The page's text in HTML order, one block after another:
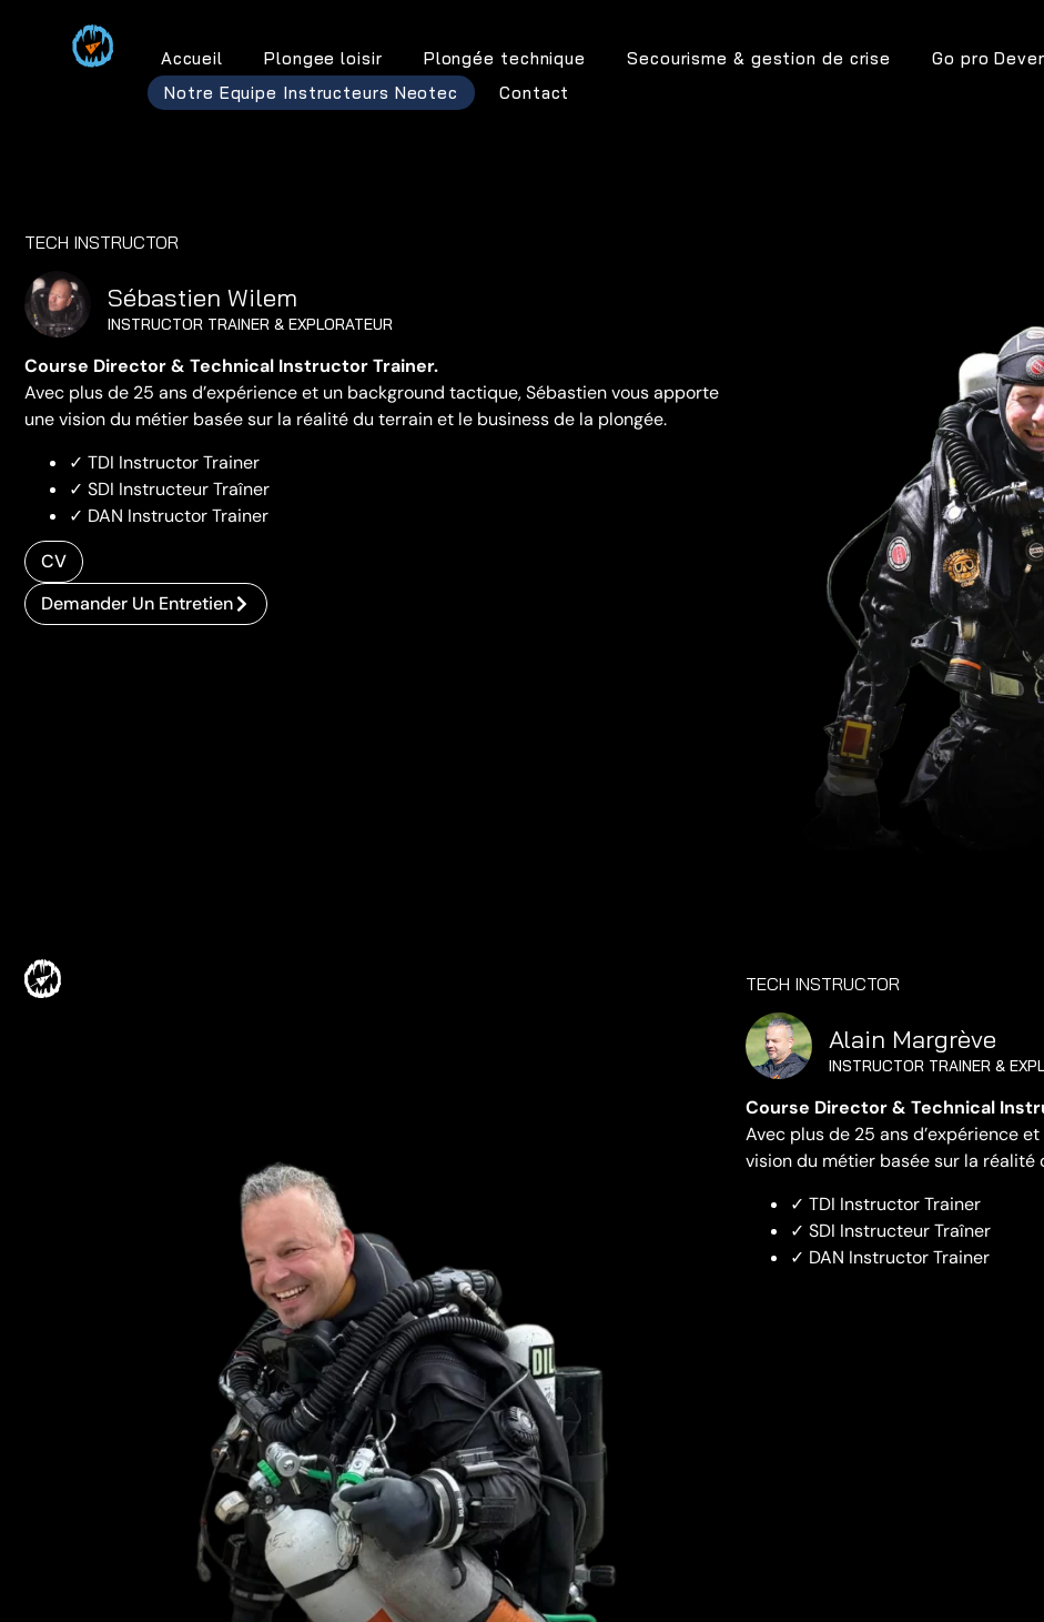
Accueil Plongee loisir Plongée technique Secourisme & gestion de crise
Go pro
Notre Equipe Instructeurs Neotec
Contact
TECH INSTRUCTOR
Sébastien Wilem
INSTRUCTOR TRAINER & EXPLORATEUR
Course Director & Technical Instructor Trainer.
Avec plus de 25 ans d’expérience et un background tactique, Sébastien vous apporte
une vision du métier basée sur la réalité du terrain et le business de la plongée.
✓ TDI Instructor Trainer
✓ SDI Instructeur Traîner
✓ DAN Instructor Trainer
CV
Demander Un Entretien
TECH INSTRUCTOR
Alain Margrève
INSTRUCTOR TRAINER &
Course Director & Technical
Avec plus de 25 ans d’expérience
vision du métier basée sur la
✓ TDI Instructor Trainer
✓ SDI Instructeur Traîner
✓ DAN Instructor Trainer